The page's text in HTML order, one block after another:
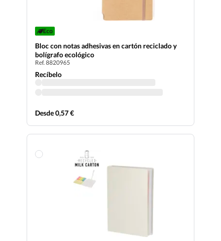
Eco
Bloc con notas adhesivas en cartón reciclado y
bolígrafo ecológico
Ref. 8820965
Recíbelo
Desde 0,57 €